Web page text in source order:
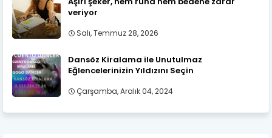
veriyor
Salı, Temmuz 28, 2026
Dansöz Kiralama ile Unutulmaz
Eğlencelerinizin Yıldızını Seçin
Çarşamba, Aralık 04, 2024